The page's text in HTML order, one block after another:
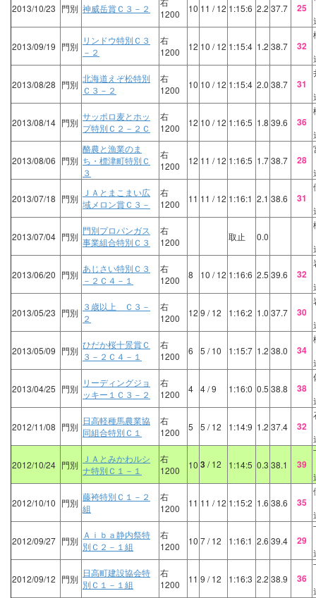
2013/10/23 門別 神威岳賞Ｃ３－２
1200
10 11 / 12 1:15:6 2.2 37.7 25
2013/09/19 門別
リンドウ特別Ｃ３
－２
右
1200
12 10 / 12 1:15:4 1.2 38.7 32
2013/08/28 門別
北海道えぞ松特別
Ｃ３－２
右
1200
10 10 / 12 1:15:4 2.0 38.7 31
2013/08/14 門別
サッポロ麦とホッ
プ特別Ｃ２－２Ｃ
右
1200
12 10 / 12 1:16:5 1.8 39.6 36
2013/08/06 門別
酪農と漁業のま
ち・標津町特別Ｃ
３
右
1200
12 11 / 12 1:16:5 1.738.7 28
2013/07/18 門別
ＪＡとまこまい広
域メロン賞Ｃ３－
右
1200
11 11 / 12 1:16:1 2.1 38.6 31
2013/07/04 門別
門別プロパンガス
事業組合特別Ｃ３
右
1200
取止 0.0
2013/06/20 門別
あじさい特別Ｃ３
－２Ｃ４－１
右
1200
8 10 / 12 1:16:6 2.5 39.6 32
2013/05/23 門別
３歳以上 Ｃ３－
２
右
1200
12 9 / 12 1:16:2 1.0 37.7 30
2013/05/09 門別
ひだか桜十景賞Ｃ
３－２Ｃ４－１
右
1200
6 5 / 10 1:15:7 1.2 38.0 34
2013/04/25 門別
リーディングジョ
ッキー１Ｃ３－２
右
1200
4 4/ 9 1:16:0 0.5 38.8 38
2012/11/08 門別
日高軽種馬農業協
同組合特別Ｃ１
右
1200
5 5 / 12 1:14:9 1.2 37.4 32
2012/10/24 門別
ＪＡとみかわルシ
ナ特別Ｃ１－１
右
1200
10 3/ 12 1:14:5 0.3 38.1 39
2012/10/10 門別
藤袴特別Ｃ１－２
組
右
1200
11 11 / 12 1:15:2 1.6 38.6 35
2012/09/27 門別
Ａｉｂａ静内祭特
別Ｃ２－１組
右
1200
10 7/ 12 1:16:1 2.6 39.4 29
2012/09/12 門別
日高町建設協会特
別Ｃ１－１組
右
1200
11 9 / 12 1:16:3 2.2 38.9 36